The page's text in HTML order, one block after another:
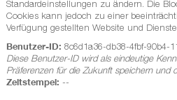
eine Vielzahl an Lösungen im
Anbau von Sonderkulturen
Standardeinstellungen zu ändern. Die
Cookies kann jedoch zu einer
Verfügung gestellten Website und
Benutzer-ID: 8c6d1a36-db38-4fbf-90b4-
Diese Benutzer-ID wird als eindeutige
Präferenzen für die Zukunft speichern und
Zeitstempel: --